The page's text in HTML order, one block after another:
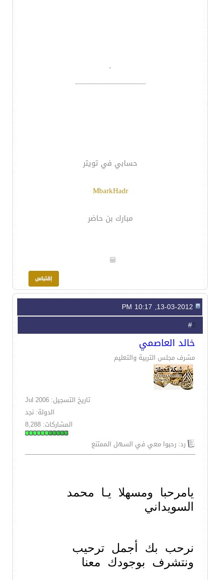
.
__________________
حسابي في تويتر
MbarkHadr
مبارك بن حاضر
2
خالد العاصمي
مشرف مجلس التربية والتعليم
تاريخ التسجيل: Jul 2006
الدولة: نجد
المشاركات: 8,288
رد: رحبوا معي في السهل الممتنع
يامرحبا ومسهلا يـا محمد
السويداني
نرحب بك أجمل ترحيب
ونتشرف بوجودك معنا